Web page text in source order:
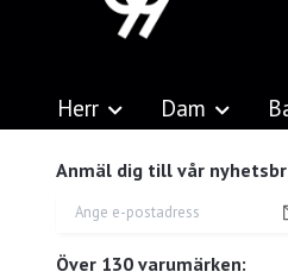
Herr Dam
Anmäl dig till vår
Över 130 varumärken: